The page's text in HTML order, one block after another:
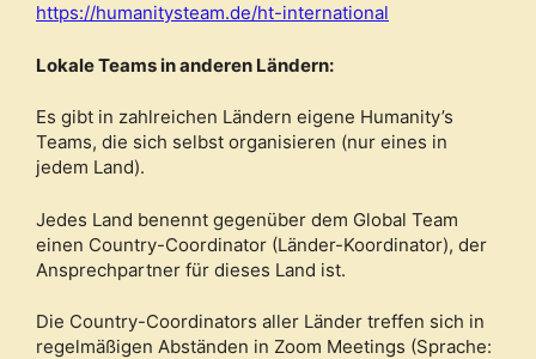
https://humanitysteam.de/ht-international
Lokale Teams in anderen Ländern:
Es gibt in zahlreichen Ländern eigene Humanity’s
Teams, die sich selbst organisieren (nur eines in
jedem Land).
Jedes Land benennt gegenüber dem Global Team
einen Country-Coordinator (Länder-Koordinator), der
Ansprechpartner für dieses Land ist.
Die Country-Coordinators aller Länder treffen sich in
regelmäßigen Abständen in Zoom Meetings (Sprache: